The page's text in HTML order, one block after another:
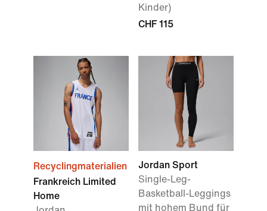
Kinder)
CHF 115
Recyclingmaterialien
Frankreich Limited
Home
Jordan Sport
Single-Leg-
Basketball-Leggings
mit hohem Bund für